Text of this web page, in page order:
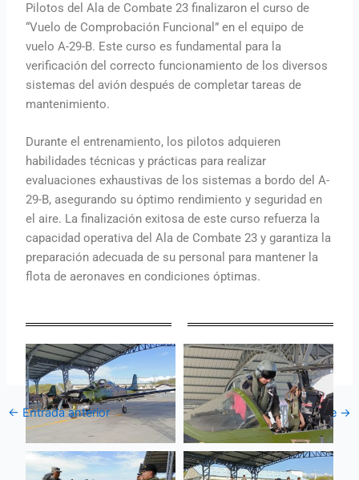
Pilotos del Ala de Combate 23 finalizaron el curso de
“Vuelo de Comprobación Funcional” en el equipo de
vuelo A-29-B. Este curso es fundamental para la
verificación del correcto funcionamiento de los diversos
sistemas del avión después de completar tareas de
mantenimiento.
Durante el entrenamiento, los pilotos adquieren
habilidades técnicas y prácticas para realizar
evaluaciones exhaustivas de los sistemas a bordo del A-
29-B, asegurando su óptimo rendimiento y seguridad en
el aire. La finalización exitosa de este curso refuerza la
capacidad operativa del Ala de Combate 23 y garantiza la
preparación adecuada de su personal para mantener la
flota de aeronaves en condiciones óptimas.
← Entrada anterior Entrada siguiente →